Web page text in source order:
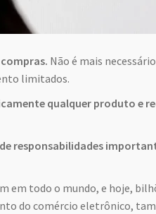
Não é mais
limitados.
qualquer produto e
responsabilidades
todo o mundo, e hoje,
do comércio eletrônico,